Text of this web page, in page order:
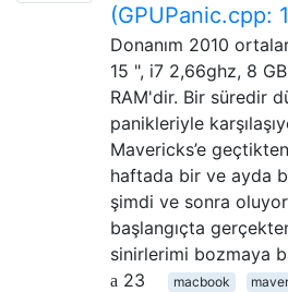
(GPUPanic.cpp:
Donanım 2010
15 ", i7 2,66ghz, 8
RAM'dir. Bir süredir
panikleriyle
Mavericks’e
haftada bir ve ayda
şimdi ve sonra
başlangıçta
sinirlerimi bozmaya
23
macbook